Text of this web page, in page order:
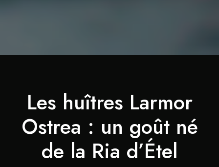
Les huîtres Larmor
Ostrea : un goût né
de la Ria d’Étel